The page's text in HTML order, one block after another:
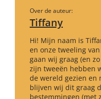
Over de auteur:
Tiffany
Hi! Mijn naam is
en onze tweeling
gaan wij graag (en
zijn tweeën hebben
de wereld gezien en
blijven wij dit graag
bestemmingen (met